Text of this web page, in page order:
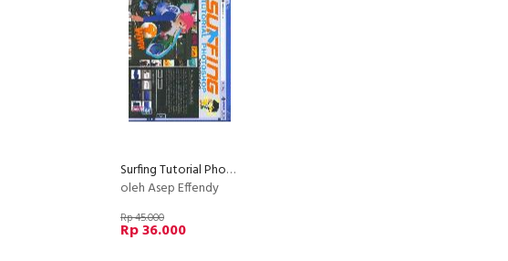
Surfing Tutorial Photoshop
oleh Asep Effendy
Rp 45.000
Rp 36.000